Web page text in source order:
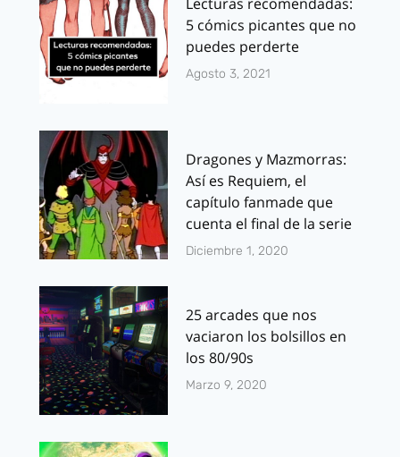
5 cómics picantes que no
puedes perderte
Agosto 3, 2021
Dragones y Mazmorras:
Así es Requiem, el
capítulo fanmade que
cuenta el final de la serie
Diciembre 1, 2020
25 arcades que nos
vaciaron los bolsillos en
los 80/90s
Marzo 9, 2020